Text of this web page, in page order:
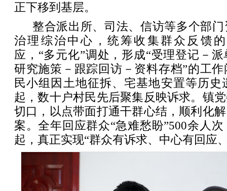
正下移到基层。
整合派出所、司法、信访等多个部
治理综治中心，统筹收集群众反馈
应，“多元化”调处，形成“受理登记－
研究施策－跟踪回访－资料存档”的工
民小组因土地征拆、宅基地安置等历史
起，数十户村民先后聚集反映诉求。镇
切口，以点带面打通干群心结，顺利化
案。全年回应群众“急难愁盼”500余人
起，真正实现“群众有诉求、中心有回应